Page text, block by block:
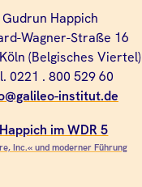
Gudrun Happich
Wagner-Straße 16
(Belgisches Viertel)
0221 . 800 529 60
institut.de
im WDR 5
Inc.« und moderner Führung